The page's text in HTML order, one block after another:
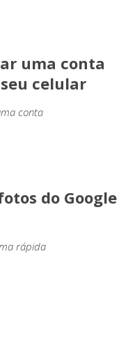
uma conta
celular
conta
do Google
rápida